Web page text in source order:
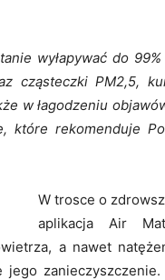
wyłapywać do
cząsteczki PM2,5,
w łagodzeniu
które rekomenduje
W trosce o
aplikacja Air
a nawet